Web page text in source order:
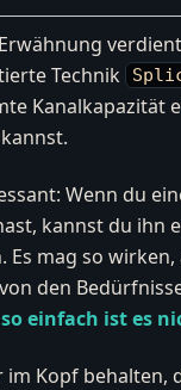
Technik
Kanalkapazität
Wenn du
kannst du ihn
Es mag so wirken,
den
einfach ist es
Kopf behalten,